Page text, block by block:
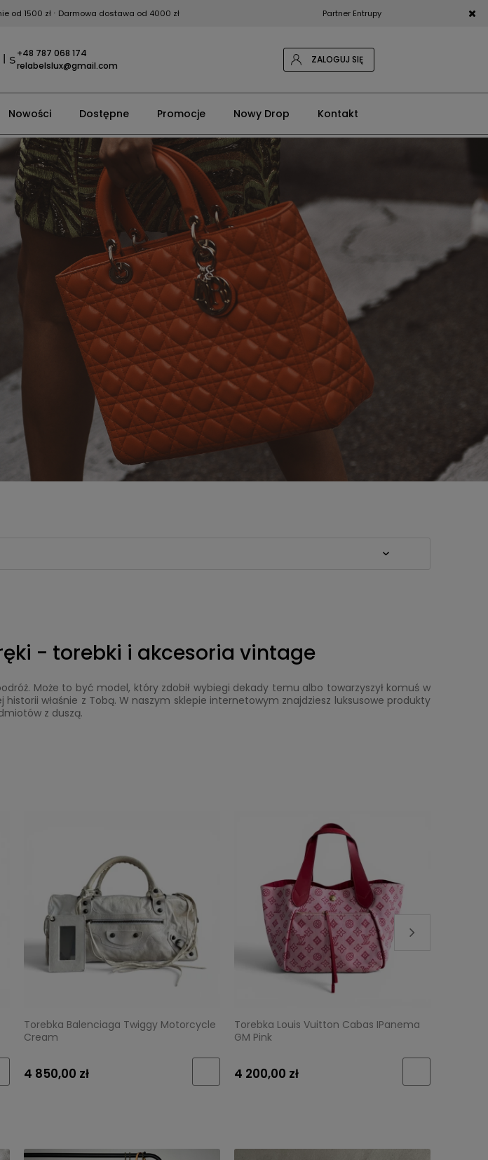
od 1500 zł⋅ Darmowa dostawa od 4000 zł Partner Entrupy
+48 787 068 174
relabelslux@gmail.com
ZALOGUJ SIĘ
Nowości Dostępne Promocje Nowy Drop Kontakt
- torebki i akcesoria vintage
Może to być model, który zdobił wybiegi dekady temu albo towarzyszył komuś w
właśnie z Tobą. W naszym sklepie internetowym znajdziesz luksusowe produkty
z duszą.
Torebka Balenciaga Twiggy Motorcycle
Cream
4 850,00 zł
Torebka Louis Vuitton Cabas IPanema
GM Pink
4 200,00 zł